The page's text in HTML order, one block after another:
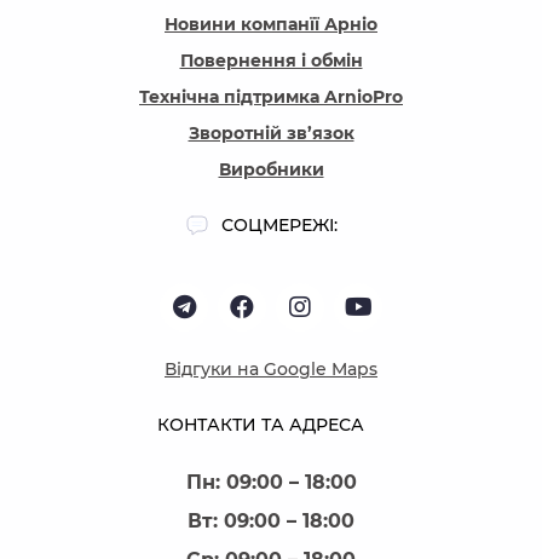
КОНТАКТИ ТА АДРЕСА
Пн: 09:00 – 18:00
Вт: 09:00 – 18:00
Новини компанїї Арніо
Повернення і обмін
Технічна підтримка ArnioPro
Зворотній зв’язок
Виробники
СОЦМЕРЕЖІ:
Відгуки на Google Maps